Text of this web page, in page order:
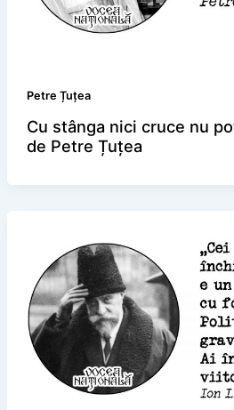
Petre Țuțea
Cu stânga nici cruce nu
de Petre Țuțea